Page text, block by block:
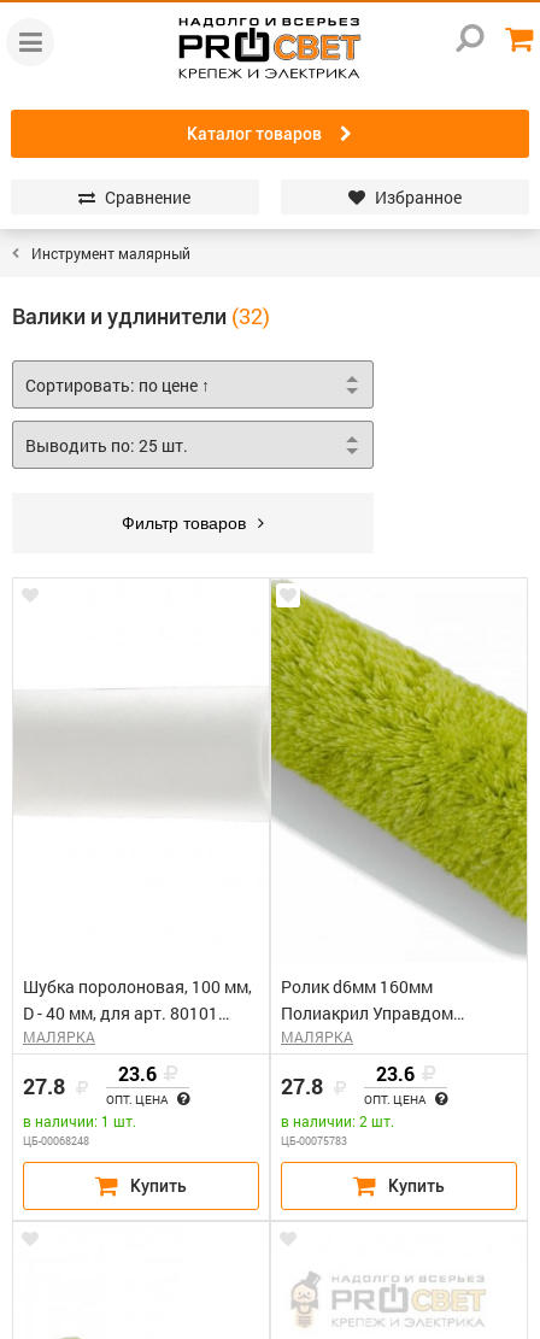
Каталог товаров
Сравнение Избранное
Инструмент малярный
Валики и удлинители
Фильтр товаров
Шубка поролоновая, 100 мм,
D - 40 мм, для арт. 80101
Россия// Сибртех
МАЛЯРКА
27.8 23.6
ОПТ. ЦЕНА
в наличии: 1 шт.
ЦБ-00068248
Ролик d6мм 160мм
Полиакрил Управдом
0223770-16
МАЛЯРКА
27.8 23.6
ОПТ. ЦЕНА
в наличии: 2 шт.
ЦБ-00075783